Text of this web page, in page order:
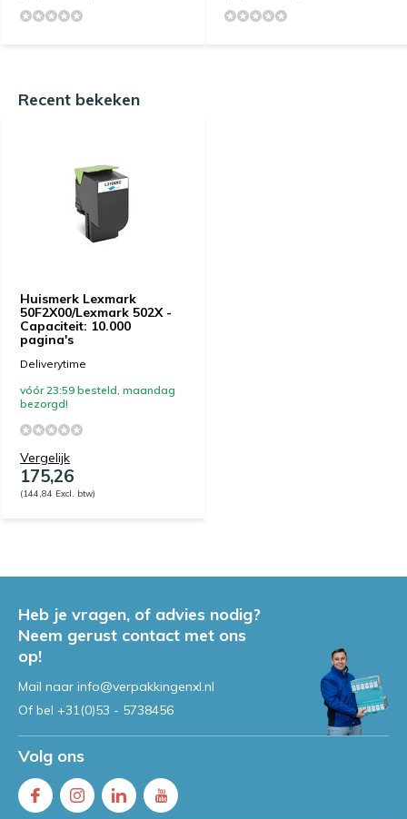
Recent bekeken
Huismerk Lexmark
50F2X00/Lexmark 502X -
Capaciteit: 10.000
pagina's
Deliverytime
vóór 23:59 besteld, maandag
bezorgd!
Vergelijk
175,26
(144,84 Excl. btw)
Heb je vragen, of advies nodig?
Neem gerust contact met ons
op!
Mail naar info@verpakkingenxl.nl
Of bel +31(0)53 - 5738456
Volg ons